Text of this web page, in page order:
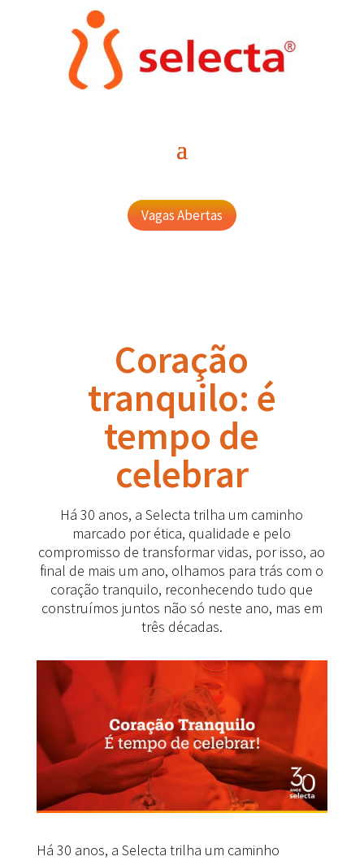
Vagas Abertas
Coração
tranquilo: é
tempo de
celebrar
Há 30 anos, a Selecta trilha um caminho
marcado por ética, qualidade e pelo
compromisso de transformar vidas, por isso, ao
final de mais um ano, olhamos para trás com o
coração tranquilo, reconhecendo tudo que
construímos juntos não só neste ano, mas em
três décadas.
Há 30 anos, a Selecta trilha um caminho